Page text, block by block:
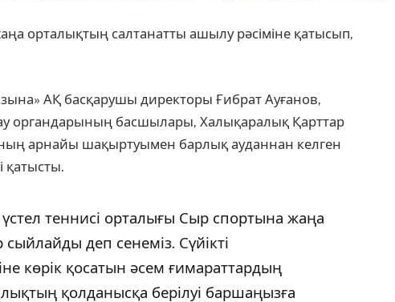
орталықтың салтанатты ашылу рәсіміне қатысып,
АҚ басқарушы директоры Ғибрат Ауғанов,
органдарының басшылары, Халықаралық Қарттар
арнайы шақыртуымен барлық ауданнан келген
қатысты.
үстел теннисі орталығы Сыр спортына жаңа
сыйлайды деп сенеміз. Сүйікті
көрік қосатын әсем ғимараттардың
қолданысқа берілуі баршаңызға